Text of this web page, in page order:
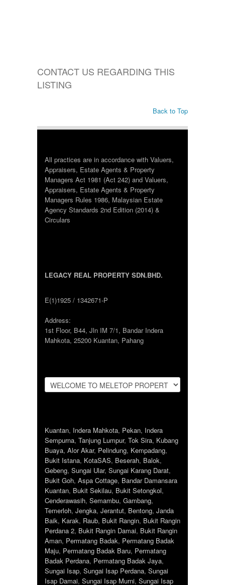
CONTACT US REGARDING THIS
LISTING
Back to Top
All practices are in accordance with Valuers,
Appraisers, Estate Agents & Property
Managers Act 1981 (Act 242) and Valuers,
Appraisers, Estate Agents & Property
Managers Rules 1986, Malaysian Estate
Agency Standards 2nd Edition (2014) &
Circulars
LEGACY REAL PROPERTY SDN.BHD.
E(1)1925 / 1342671-P
Address:
1st Floor, B44, Jln IM 7/1, Bandar Indera
Mahkota, 25200 Kuantan, Pahang
Kuantan, Indera Mahkota, Pekan, Indera
Sempurna, Tanjung Lumpur, Tok Sira, Kubang
Buaya, Alor Akar, Pelindung, Kempadang,
Bukit Istana, KotaSAS, Beserah, Balok,
Gebeng, Sungai Ular, Sungai Karang Darat,
Bukit Goh, Aspa Cottage, Bandar Damansara
Kuantan, Bukit Sekilau, Bukit Setongkol,
Cenderawasih, Semambu, Gambang,
Temerloh, Jengka, Jerantut, Bentong, Janda
Baik, Karak, Raub, Bukit Rangin, Bukit Rangin
Perdana 2, Bukit Rangin Damai, Bukit Rangin
Aman, Permatang Badak, Permatang Badak
Maju, Permatang Badak Baru, Permatang
Badak Perdana, Permatang Badak Jaya,
Sungai Isap, Sungai Isap Perdana, Sungai
Isap Damai, Sungai Isap Murni, Sungai Isap